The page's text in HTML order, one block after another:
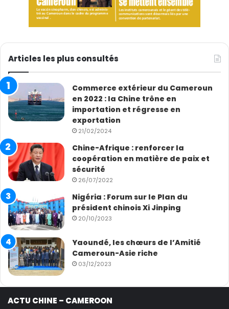
Articles les plus consultés
Commerce extérieur du Cameroun
en 2022 : la Chine trône en
importation et régresse en
exportation
21/02/2024
Chine-Afrique : renforcer la
coopération en matière de paix et
sécurité
26/07/2022
Nigéria : Forum sur le Plan du
président chinois Xi Jinping
20/10/2023
Yaoundé, les chœurs de l’Amitié
Cameroun-Asie riche
03/12/2023
ACTU CHINE – CAMEROON